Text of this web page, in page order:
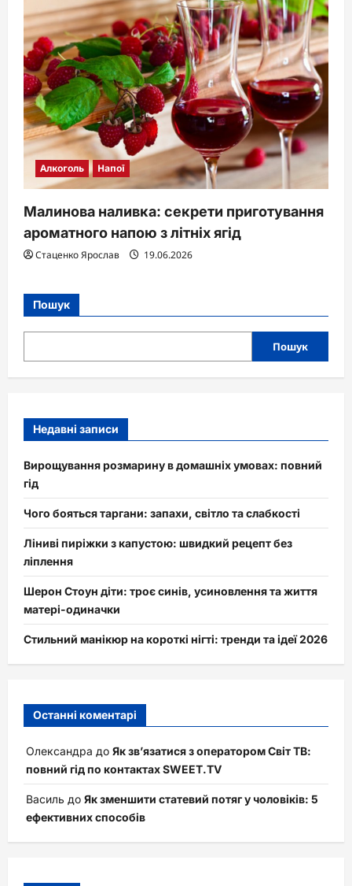
Алкоголь Напої
Малинова наливка: секрети приготування
ароматного напою з літніх ягід
Стаценко Ярослав 19.06.2026
Пошук
Пошук
Недавні записи
Вирощування розмарину в домашніх умовах: повний
гід
Чого бояться таргани: запахи, світло та слабкості
Ліниві пиріжки з капустою: швидкий рецепт без
ліплення
Шерон Стоун діти: троє синів, усиновлення та життя
матері-одиначки
Стильний манікюр на короткі нігті: тренди та ідеї 2026
Останні коментарі
Олександра до Як зв’язатися з оператором Світ ТВ:
повний гід по контактах SWEET.TV
Василь до Як зменшити статевий потяг у чоловіків: 5
ефективних способів